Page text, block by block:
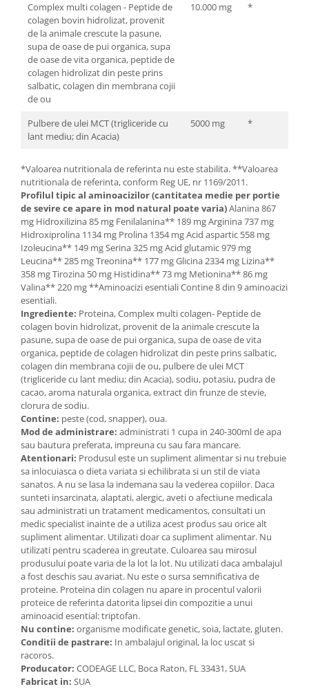
Complex multi colagen - Peptide de
colagen bovin hidrolizat, provenit
de la animale crescute la pasune,
supa de oase de pui organica, supa
de oase de vita organica, peptide de
colagen hidrolizat din peste prins
salbatic, colagen din membrana cojii
de ou
10.000 mg *
Pulbere de ulei MCT (trigliceride cu
lant mediu; din Acacia)
5000 mg *
*Valoarea nutritionala de referinta nu este stabilita. **Valoarea
nutritionala de referinta, conform Reg UE, nr 1169/2011.
Profilul tipic al aminoacizilor (cantitatea medie per portie
de sevire ce apare in mod natural poate varia)Alanina 867
mg Hidroxilizina 85 mg Fenilalanina** 189 mg Arginina 737 mg
Hidroxiprolina 1134 mg Prolina 1354 mg Acid aspartic 558 mg
Izoleucina** 149 mg Serina 325 mg Acid glutamic 979 mg
Leucina** 285 mg Treonina** 177 mg Glicina 2334 mg Lizina**
358 mg Tirozina 50 mg Histidina** 73 mg Metionina** 86 mg
Valina** 220 mg **Aminoacizi esentiali Contine 8 din 9 aminoacizi
esentiali.
Ingrediente: Proteina, Complex multi colagen- Peptide de
colagen bovin hidrolizat, provenit de la animale crescute la
pasune, supa de oase de pui organica, supa de oase de vita
organica, peptide de colagen hidrolizat din peste prins salbatic,
colagen din membrana cojii de ou, pulbere de ulei MCT
(trigliceride cu lant mediu; din Acacia), sodiu, potasiu, pudra de
cacao, aroma naturala organica, extract din frunze de stevie,
clorura de sodiu.
Contine: peste (cod, snapper), oua.
Mod de administrare: administrati 1 cupa in 240-300ml de apa
sau bautura preferata, impreuna cu sau fara mancare.
Atentionari: Produsul este un supliment alimentar si nu trebuie
sa inlocuiasca o dieta variata si echilibrata si un stil de viata
sanatos. A nu se lasa la indemana sau la vederea copiilor. Daca
sunteti insarcinata, alaptati, alergic, aveti o afectiune medicala
sau administrati un tratament medicamentos, consultati un
medic specialist inainte de a utiliza acest produs sau orice alt
supliment alimentar. Utilizati doar ca supliment alimentar. Nu
utilizati pentru scaderea in greutate. Culoarea sau mirosul
produsului poate varia de la lot la lot. Nu utilizati daca ambalajul
a fost deschis sau avariat. Nu este o sursa semnificativa de
proteine. Proteina din colagen nu apare in procentul valorii
proteice de referinta datorita lipsei din compozitie a unui
aminoacid esential: triptofan.
Nu contine: organisme modificate genetic, soia, lactate, gluten.
Conditii de pastrare: In ambalajul original, la loc uscat si
racoros.
Producator: CODEAGE LLC, Boca Raton, FL 33431, SUA
Fabricat in: SUA